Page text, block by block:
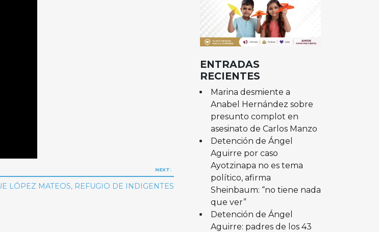
NEXT:
LÓPEZ MATEOS, REFUGIO DE INDIGENTES
ENTRADAS
RECIENTES
Marina desmiente a
Anabel Hernández sobre
presunto complot en
asesinato de Carlos Manzo
Detención de Ángel
Aguirre por caso
Ayotzinapa no es tema
político, afirma
Sheinbaum: “no tiene nada
que ver”
Detención de Ángel
Aguirre: padres de los 43